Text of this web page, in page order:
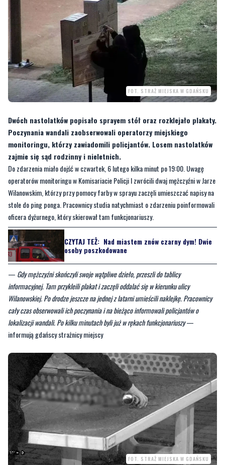
FOT. STRAŻ MIEJSKA W GDAŃSKU
Dwóch nastolatków popisało sprayem stół oraz rozklejało plakaty.
Poczynania wandali zaobserwowali operatorzy miejskiego
monitoringu, którzy zawiadomili policjantów. Losem nastolatków
zajmie się sąd rodzinny i nieletnich.
Do zdarzenia miało dojść w czwartek, 6 lutego kilka minut po 19:00. Uwagę
operatorów monitoringu w Komisariacie Policji I zwrócili dwaj mężczyźni w Jarze
Wilanowskim, którzy przy pomocy farby w sprayu zaczęli umieszczać napisy na
stole do ping ponga. Pracownicy studia natychmiast o zdarzeniu poinformowali
oficera dyżurnego, który skierował tam funkcjonariuszy.
CZYTAJ TEŻ: Nad miastem znów czarny dym! Dwie
osoby poszkodowane
— Gdy mężczyźni skończyli swoje wątpliwe dzieło, przeszli do tablicy
informacyjnej. Tam przykleili plakat i zaczęli oddalać się w kierunku ulicy
Wilanowskiej. Po drodze jeszcze na jednej z latarni umieścili naklejkę. Pracownicy
cały czas obserwowali ich poczynania i na bieżąco informowali policjantów o
lokalizacji wandali. Po kilku minutach byli już w rękach funkcjonariuszy—
informują gdańscy strażnicy miejscy
FOT. STRAŻ MIEJSKA W GDAŃSKU